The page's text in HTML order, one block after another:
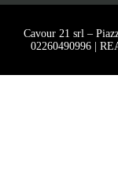
Cavour 21 srl –
02260490996 |